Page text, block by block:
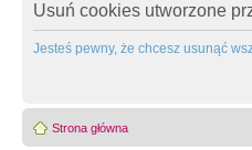
Usuń cookies utworzone
Jesteś pewny, że chcesz usunąć
Strona główna